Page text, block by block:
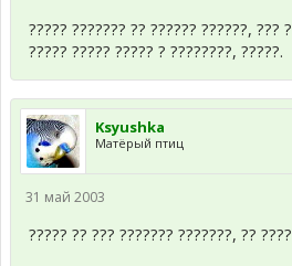
????? ??????? ?? ?????? ??????, ???
????? ????? ????? ? ????????, ?????.
Ksyushka
Матёрый птиц
31 май 2003
????? ?? ??? ??????? ???????, ??